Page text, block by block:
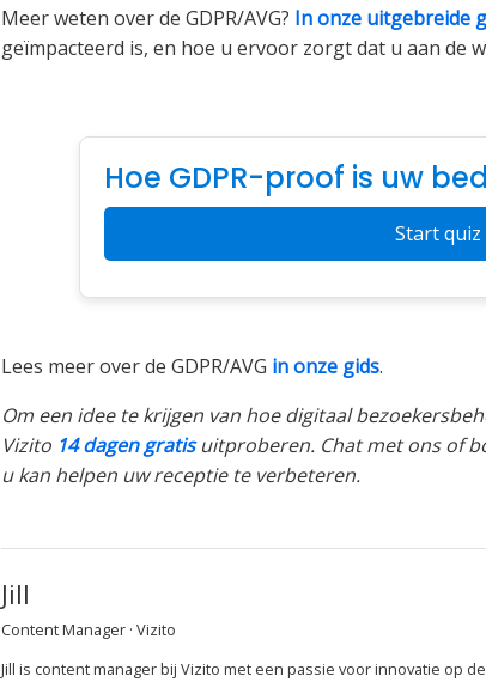
Meer weten over de GDPR/AVG? In onze uitgebreide
geïmpacteerd is, en hoe u ervoor zorgt dat u aan de
Hoe GDPR-proof is uw
Start quiz
Lees meer over de GDPR/AVG in onze gids.
Om een idee te krijgen van hoe digitaal
Vizito 14 dagen gratisuitproberen. Chat met ons of
u kan helpen uw receptie te verbeteren.
Jill
Content Manager · Vizito
Jill is content manager bij Vizito met een passie voor innovatie op